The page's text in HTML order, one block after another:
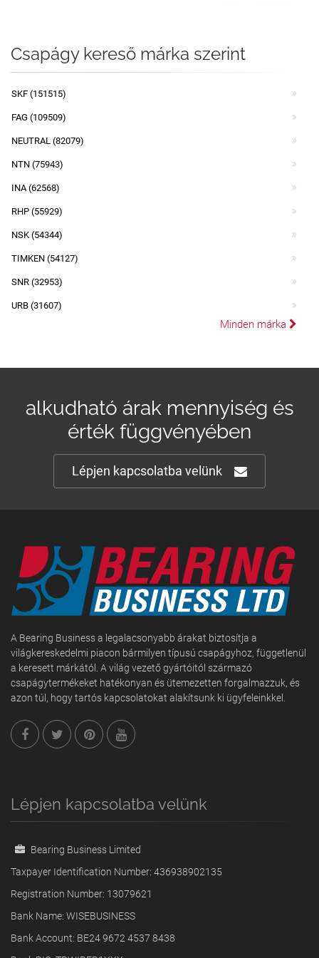
Csapágy kereső márka szerint
SKF (151515)
FAG (109509)
NEUTRAL (82079)
NTN (75943)
INA (62568)
RHP (55929)
NSK (54344)
TIMKEN (54127)
SNR (32953)
URB (31607)
Minden márka
alkudható árak mennyiség és
érték függvényében
Lépjen kapcsolatba velünk
A Bearing Business a legalacsonyabb árakat biztosítja a
világkereskedelmi piacon bármilyen típusú csapágyhoz, függetlenül
a keresett márkától. A világ vezető gyártóitól származó
csapágytermékeket hatékonyan és ütemezetten forgalmazzuk, és
azon túl, hogy tartós kapcsolatokat alakítsunk ki ügyfeleinkkel.
Lépjen kapcsolatba velünk
Bearing Business Limited
Taxpayer Identification Number: 436938902135
Registration Number: 13079621
Bank Name: WISEBUSINESS
Bank Account: BE24 9672 4537 8438